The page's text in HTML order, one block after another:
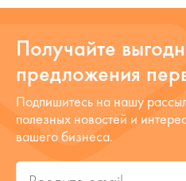
Получайте
предложения
Подпишитесь на нашу
полезных новостей и
вашего бизнеса.